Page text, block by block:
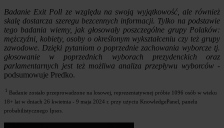
Badanie Exit Poll ze względu na swoją wyjątkowość, ale również
skalę dostarcza szeregu bezcennych informacji. Tylko na podstawie
tego badania wiemy, jak głosowały poszczególne grupy Polaków:
mężczyźni, kobiety, osoby o określonym wykształceniu czy też grupy
zawodowe. Dzięki pytaniom o poprzednie zachowania wyborcze tj.
głosowanie w poprzednich wyborach prezydenckich oraz
parlamentarnych jest też możliwa analiza przepływu wyborców-
podsumowuje Predko.
1 Badanie zostało przeprowadzone na losowej, reprezentatywnej próbie 1096 osób w wieku
18+ lat w dniach 26 kwietnia - 9 maja 2024 r. przy użyciu KnowledgePanel, panelu
probabilistycznego Ipsos.